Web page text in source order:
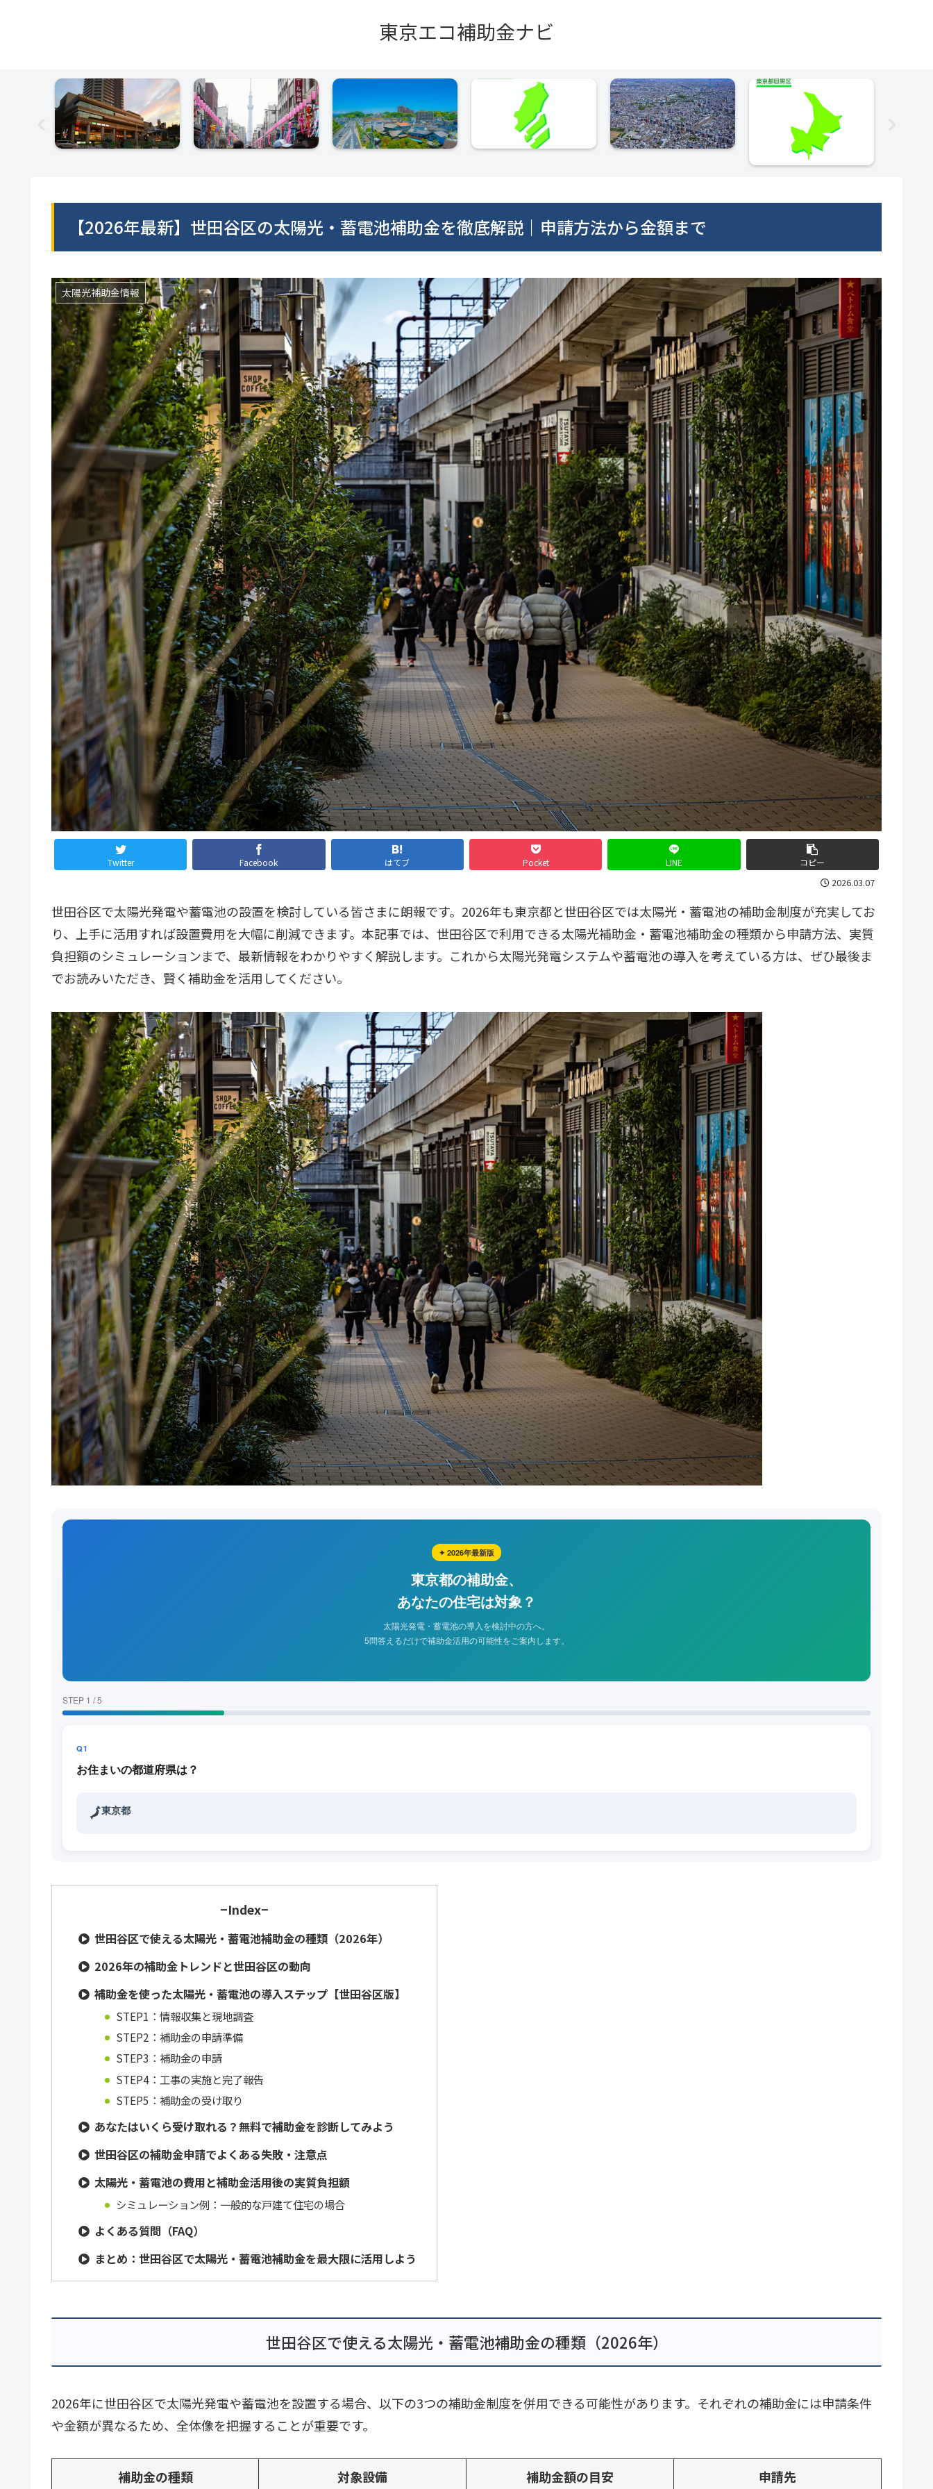
東京エコ補助金ナビ
【2026年最新】世田谷区の太陽光・蓄電池補助金を徹底解説｜申請方法から金額まで
太陽光補助金情報
Twitter Facebook はてブ Pocket LINE コピー
2026.03.07
世田谷区で太陽光発電や蓄電池の設置を検討している皆さまに朗報です。2026年も東京都と世田谷区では太陽光・蓄電池の補助金制度が充実してお
り、上手に活用すれば設置費用を大幅に削減できます。本記事では、世田谷区で利用できる太陽光補助金・蓄電池補助金の種類から申請方法、実質
負担額のシミュレーションまで、最新情報をわかりやすく解説します。これから太陽光発電システムや蓄電池の導入を考えている方は、ぜひ最後ま
でお読みいただき、賢く補助金を活用してください。
✦ 2026年最新版
東京都の補助金、
あなたの住宅は対象？
太陽光発電・蓄電池の導入を検討中の方へ。
5問答えるだけで補助金活用の可能性をご案内します。
STEP 1 / 5
Q1
お住まいの都道府県は？
🗾東京都
−Index−
世田谷区で使える太陽光・蓄電池補助金の種類（2026年）
2026年の補助金トレンドと世田谷区の動向
補助金を使った太陽光・蓄電池の導入ステップ【世田谷区版】
STEP1：情報収集と現地調査
STEP2：補助金の申請準備
STEP3：補助金の申請
STEP4：工事の実施と完了報告
STEP5：補助金の受け取り
あなたはいくら受け取れる？無料で補助金を診断してみよう
世田谷区の補助金申請でよくある失敗・注意点
太陽光・蓄電池の費用と補助金活用後の実質負担額
シミュレーション例：一般的な戸建て住宅の場合
よくある質問（FAQ）
まとめ：世田谷区で太陽光・蓄電池補助金を最大限に活用しよう
世田谷区で使える太陽光・蓄電池補助金の種類（2026年）
2026年に世田谷区で太陽光発電や蓄電池を設置する場合、以下の3つの補助金制度を併用できる可能性があります。それぞれの補助金には申請条件
や金額が異なるため、全体像を把握することが重要です。
補助金の種類 対象設備 補助金額の目安 申請先